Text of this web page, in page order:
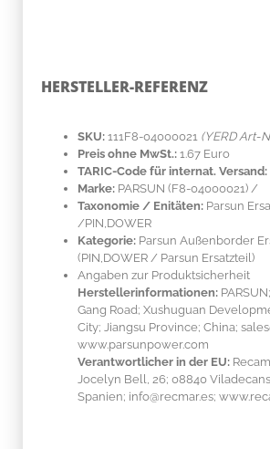
HERSTELLER-REFERENZ
SKU: 111F8-04000021 (YERD Art-
Preis ohne MwSt.: 1.67 Euro
TARIC-Code für internat. Versand:
Marke: PARSUN (F8-04000021) /
Taxonomie / Enitäten: Parsun
/PIN,DOWER
Kategorie: Parsun Außenborder
(PIN,DOWER / Parsun Ersatzteil)
Angaben zur Produktsicherheit
Herstellerinformationen:
Gang Road; Xushuguan
City; Jiangsu Province; China;
www.parsunpower.com
Verantwortlicher in der EU:
Jocelyn Bell, 26; 08840
Spanien; info@recmar.es;